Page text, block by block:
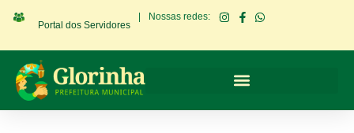
Portal dos Servidores
Nossas redes: